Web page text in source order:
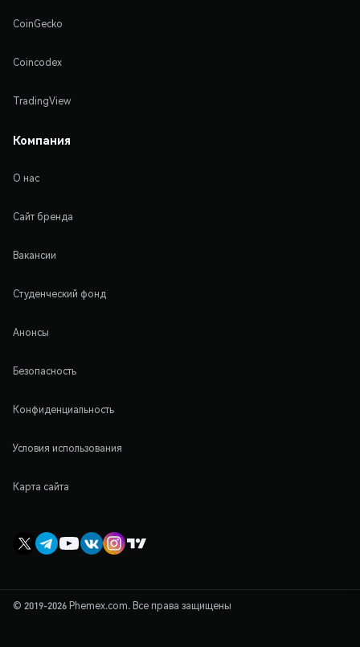
CoinGecko
Coincodex
TradingView
Компания
О нас
Сайт бренда
Вакансии
Студенческий фонд
Анонсы
Безопасность
Конфиденциальность
Условия использования
Карта сайта
© 2019-2026 Phemex.com. Все права защищены